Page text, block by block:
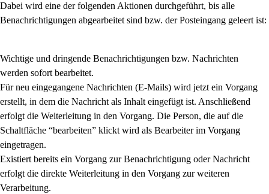
Dabei wird eine der folgenden Aktionen durchgeführt, bis alle
Benachrichtigungen abgearbeitet sind bzw. der Posteingang geleert ist:
Wichtige und dringende Benachrichtigungen bzw. Nachrichten
werden sofort bearbeitet.
Für neu eingegangene Nachrichten (E-Mails) wird jetzt ein Vorgang
erstellt, in dem die Nachricht als Inhalt eingefügt ist. Anschließend
erfolgt die Weiterleitung in den Vorgang. Die Person, die auf die
Schaltfläche “bearbeiten” klickt wird als Bearbeiter im Vorgang
eingetragen.
Existiert bereits ein Vorgang zur Benachrichtigung oder Nachricht
erfolgt die direkte Weiterleitung in den Vorgang zur weiteren
Verarbeitung.